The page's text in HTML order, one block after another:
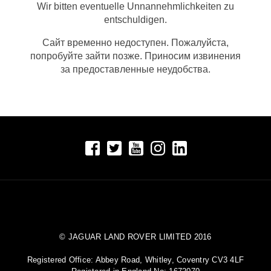
Wir bitten eventuelle Unnannehmlichkeiten zu
entschuldigen.
Сайт временно недоступен. Пожалуйста,
попробуйте зайти позже. Приносим извинения
за предоставленные неудобства.
© JAGUAR LAND ROVER LIMITED 2016
Registered Office: Abbey Road, Whitley, Coventry CV3 4LF